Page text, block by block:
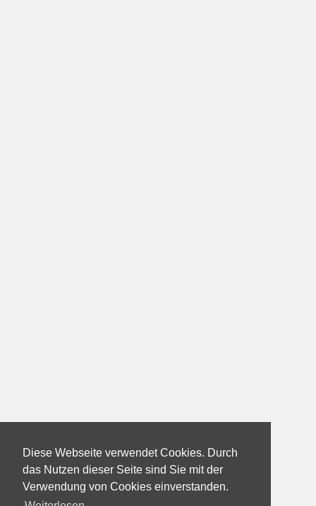
Diese Webseite verwendet Cookies. Durch
das Nutzen dieser Seite sind Sie mit der
Verwendung von Cookies einverstanden.